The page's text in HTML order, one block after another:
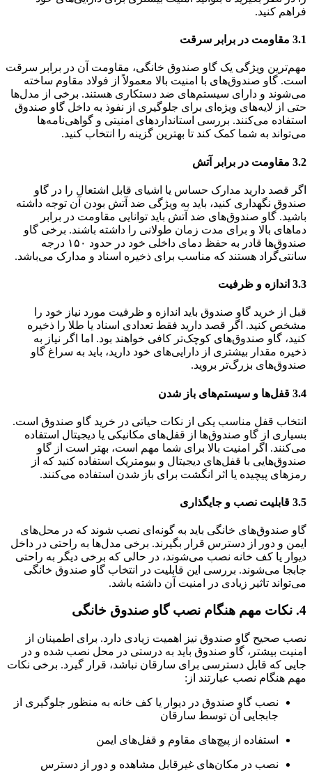
فراهم کنید.
3.1 مقاومت در برابر سرقت
مهم‌ترین ویژگی یک گاو صندوق خانگی، مقاومت آن در برابر سرقت
است. گاو صندوق‌های با امنیت بالا معمولاً از فولاد مقاوم ساخته
می‌شوند و دارای سیستم‌های ضد دستکاری هستند. برخی از مدل‌ها
حتی از لایه‌های ویژه‌ای برای جلوگیری از نفوذ به داخل گاو صندوق
استفاده می‌کنند. بررسی استانداردهای امنیتی و گواهی‌نامه‌ها
می‌تواند به شما کمک کند تا بهترین گزینه را انتخاب کنید.
3.2 مقاومت در برابر آتش
اگر قصد دارید مدارک حساس یا اشیای قابل اشتعال را در گاو
صندوق نگهداری کنید، باید به ویژگی ضد آتش بودن آن توجه داشته
باشید. گاو صندوق‌های ضد آتش باید توانایی مقاومت در برابر
دماهای بالا و برای مدت زمان طولانی را داشته باشند. برخی گاو
صندوق‌ها قادر به حفظ دمای داخلی خود در حدود ۱۵۰ درجه
سانتی‌گراد هستند که مناسب برای ذخیره اسناد و مدارک می‌باشد.
3.3 اندازه و ظرفیت
قبل از خرید گاو صندوق باید اندازه و ظرفیت مورد نیاز خود را
مشخص کنید. اگر قصد دارید فقط تعدادی اسناد یا طلا را ذخیره
کنید، گاو صندوق‌های کوچک‌تر کافی خواهند بود. اما اگر نیاز به
ذخیره مقدار بیشتری از دارایی‌های خود دارید، باید به سراغ گاو
صندوق‌های بزرگ‌تر بروید.
3.4 قفل‌ها و سیستم‌های باز شدن
انتخاب قفل مناسب یکی از نکات حیاتی در خرید گاو صندوق است.
بسیاری از گاو صندوق‌ها از قفل‌های مکانیکی یا دیجیتال استفاده
می‌کنند. اگر امنیت بالا برای شما مهم است، بهتر است از گاو
صندوق‌هایی با قفل‌های دیجیتال و بیومتریک استفاده کنید که از
رمزهای پیچیده یا اثر انگشت برای باز شدن استفاده می‌کنند.
3.5 قابلیت نصب و جایگذاری
گاو صندوق‌های خانگی باید به گونه‌ای نصب شوند که در محل‌های
ایمن و دور از دسترس قرار بگیرند. برخی مدل‌ها به راحتی در داخل
دیوار یا کف خانه نصب می‌شوند، در حالی که برخی دیگر به راحتی
جابجا می‌شوند. بررسی این قابلیت در انتخاب گاو صندوق خانگی
می‌تواند تاثیر زیادی در امنیت آن داشته باشد.
4. نکات مهم هنگام نصب گاو صندوق خانگی
نصب صحیح گاو صندوق نیز اهمیت زیادی دارد. برای اطمینان از
امنیت بیشتر، گاو صندوق باید به درستی در محل نصب شده و در
جایی که قابل دسترسی برای سارقان نباشد، قرار گیرد. برخی نکات
مهم هنگام نصب عبارتند از:
نصب گاو صندوق در دیوار یا کف خانه به منظور جلوگیری از
جابجایی آن توسط سارقان
استفاده از پیچ‌های مقاوم و قفل‌های ایمن
نصب در مکان‌های غیرقابل مشاهده و دور از دسترس